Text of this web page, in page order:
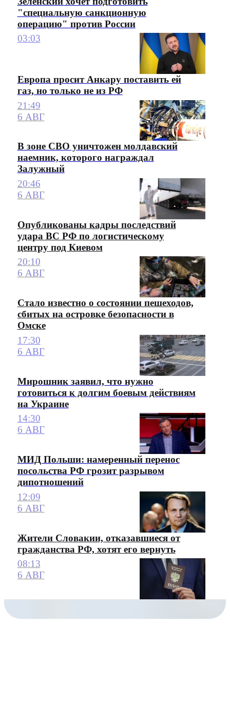
"специальную санкционную
операцию" против России
03:03
Европа просит Анкару поставить ей
газ, но только не из РФ
21:49
6 АВГ
В зоне СВО уничтожен молдавский
наемник, которого награждал
Залужный
20:46
6 АВГ
Опубликованы кадры последствий
удара ВС РФ по логистическому
центру под Киевом
20:10
6 АВГ
Стало известно о состоянии пешеходов,
сбитых на островке безопасности в
Омске
17:30
6 АВГ
Мирошник заявил, что нужно
готовиться к долгим боевым действиям
на Украине
14:30
6 АВГ
МИД Польши: намеренный перенос
посольства РФ грозит разрывом
дипотношений
12:09
6 АВГ
Жители Словакии, отказавшиеся от
гражданства РФ, хотят его вернуть
08:13
6 АВГ